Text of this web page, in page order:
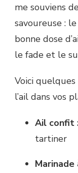
me souviens
savoureuse : le
bonne dose
le fade et le
Voici quelques
l’ail dans vos
Ail confit
tartiner
Marinade